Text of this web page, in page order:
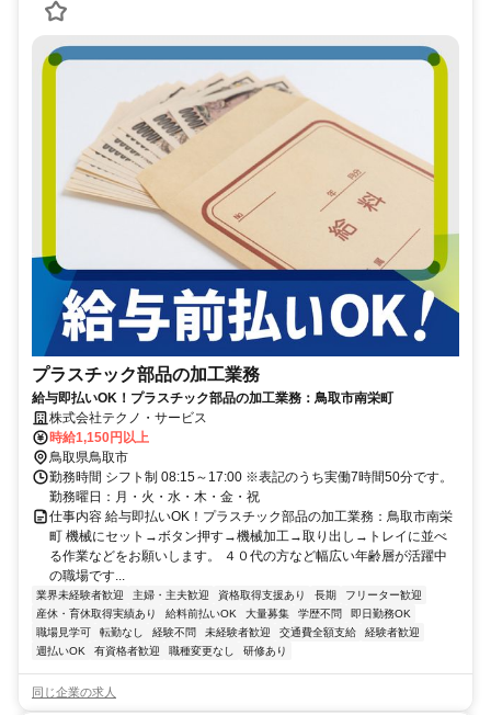
プラスチック部品の加工業務
給与即払いOK！プラスチック部品の加工業務：鳥取市南栄町
株式会社テクノ・サービス
時給1,150円以上
鳥取県鳥取市
勤務時間 シフト制 08:15～17:00 ※表記のうち実働7時間50分です。
勤務曜日：月・火・水・木・金・祝
仕事内容 給与即払いOK！プラスチック部品の加工業務：鳥取市南栄
町 機械にセット→ボタン押す→機械加工→取り出し→トレイに並べ
る作業などをお願いします。 ４０代の方など幅広い年齢層が活躍中
の職場です...
業界未経験者歓迎 主婦・主夫歓迎 資格取得支援あり 長期
フリーター歓迎
産休・育休取得実績あり
給料前払いOK 大量募集 学歴不問
即日勤務OK
職場見学可
転勤なし 経験不問 未経験者歓迎 交通費全額支給
経験者歓迎
週払いOK
有資格者歓迎 職種変更なし 研修あり
同じ企業の求人